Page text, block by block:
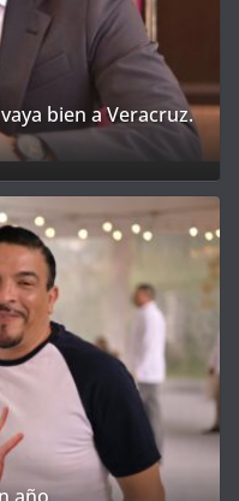
bien a Veracruz.